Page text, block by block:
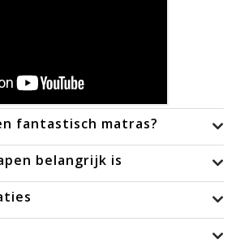
fantastisch matras?
belangrijk is